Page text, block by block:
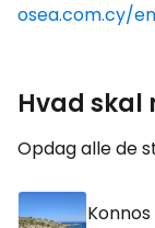
osea.com.cy/
Hvad skal
Opdag alle de